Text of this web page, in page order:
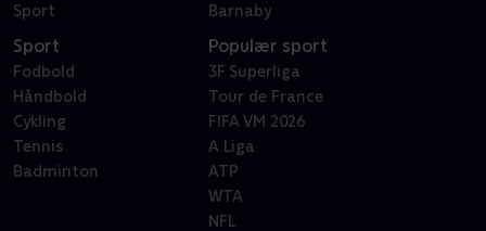
Sport
Barnaby
Sport
Fodbold
Håndbold
Cykling
Tennis
Badminton
Populær sport
3F Superliga
Tour de France
FIFA VM 2026
A Liga
ATP
WTA
NFL